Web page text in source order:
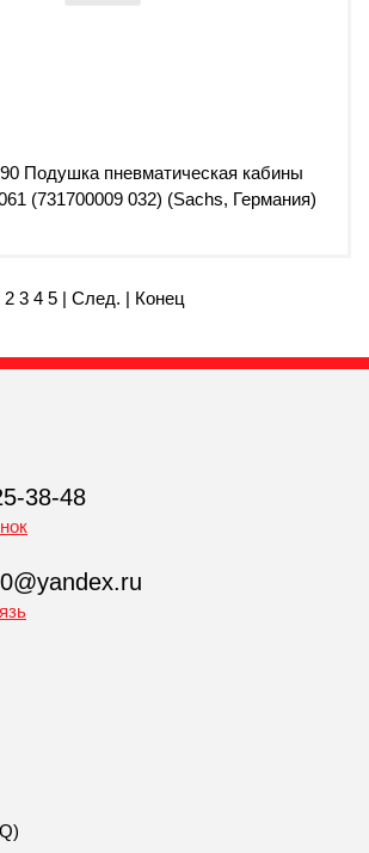
Подушка пневматическая кабины
(731700009 032) (Sachs, Германия)
2 3 4 5 | След. | Конец
38-48